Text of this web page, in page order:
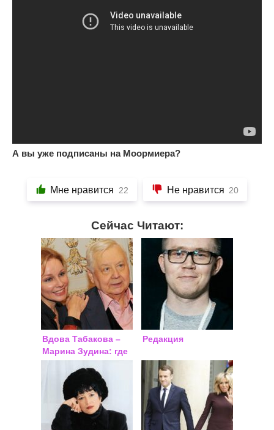
А вы уже подписаны на Моормиера?
Мне нравится 22 Не нравится 20
Сейчас Читают:
Вдова Табакова –
Марина Зудина: где
сейчас, последние
новости
Редакция